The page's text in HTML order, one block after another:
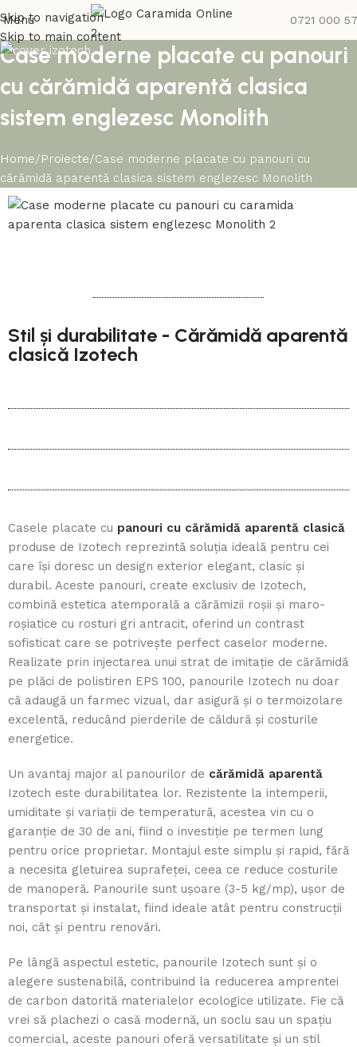
Skip to navigation
Skip to main content
Menu 0721 000
Case moderne placate cu panouri
cu cărămidă aparentă clasica
sistem englezesc Monolith
Home Proiecte Case moderne placate cu panouri cu
cărămidă aparentă clasica sistem englezesc Monolith
Stil și durabilitate - Cărămidă aparentă
clasică Izotech
Casele placate cu panouri cu cărămidă aparentă clasică
produse de Izotech reprezintă soluția ideală pentru cei
care își doresc un design exterior elegant, clasic și
durabil. Aceste panouri, create exclusiv de Izotech,
combină estetica atemporală a cărămizii roșii și maro-
roșiatice cu rosturi gri antracit, oferind un contrast
sofisticat care se potrivește perfect caselor moderne.
Realizate prin injectarea unui strat de imitație de cărămidă
pe plăci de polistiren EPS 100, panourile Izotech nu doar
că adaugă un farmec vizual, dar asigură și o termoizolare
excelentă, reducând pierderile de căldură și costurile
energetice.
Un avantaj major al panourilor de cărămidă aparentă
Izotech este durabilitatea lor. Rezistente la intemperii,
umiditate și variații de temperatură, acestea vin cu o
garanție de 30 de ani, fiind o investiție pe termen lung
pentru orice proprietar. Montajul este simplu și rapid, fără
a necesita gletuirea suprafeței, ceea ce reduce costurile
de manoperă. Panourile sunt ușoare (3-5 kg/mp), ușor de
transportat și instalat, fiind ideale atât pentru construcții
noi, cât și pentru renovări.
Pe lângă aspectul estetic, panourile Izotech sunt și o
alegere sustenabilă, contribuind la reducerea amprentei
de carbon datorită materialelor ecologice utilizate. Fie că
vrei să plachezi o casă modernă, un soclu sau un spațiu
comercial, aceste panouri oferă versatilitate și un stil